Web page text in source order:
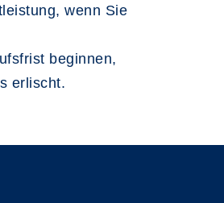
wenn Sie
beginnen,
erlischt.